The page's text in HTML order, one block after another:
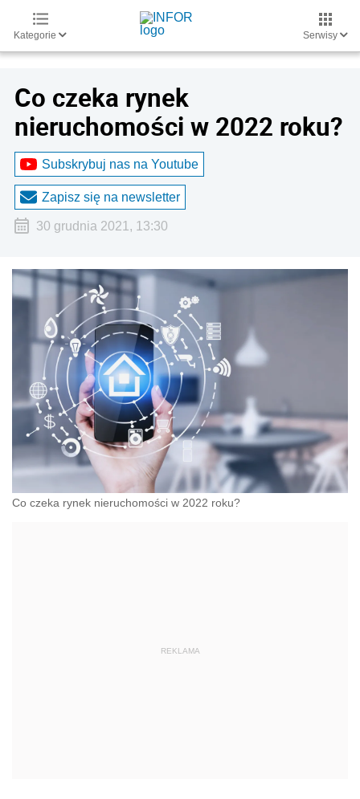
Kategorie Serwisy
Co czeka rynek
nieruchomości w 2022 roku?
Subskrybuj nas na Youtube
Zapisz się na newsletter
30 grudnia 2021, 13:30
Co czeka rynek nieruchomości w 2022 roku?